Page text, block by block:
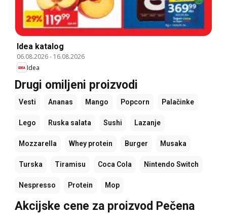
Idea katalog
06.08.2026- 16.08.2026
Idea
Drugi omiljeni proizvodi
Vesti Ananas Mango Popcorn Palačinke
Lego Ruska salata Sushi Lazanje
Mozzarella Whey protein Burger Musaka
Turska Tiramisu Coca Cola Nintendo Switch
Nespresso Protein Mop
Akcijske cene za proizvod Pečena